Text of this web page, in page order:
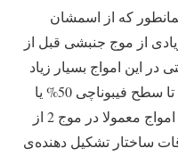
که از اسمشان
از موج جنبشی قبل از
این امواج بسیار زیاد
است و اصلاح های قیمتی باید حداقل تا سطح فیبوناچی 50% یا
بیشتر از آن را اصلاح کنند. این نوع از امواج معمولا در موج 2 از
ساختار تشکیل دهنده‌ی